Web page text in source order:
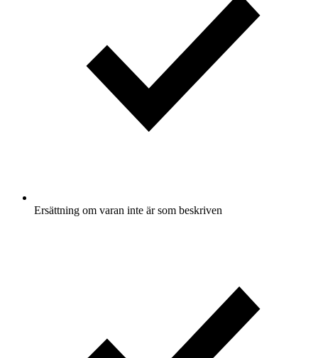
Ersättning om varan inte är som beskriven